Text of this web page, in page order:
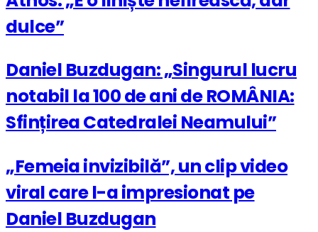
dulce”
Daniel Buzdugan: „Singurul lucru
notabil la 100 de ani de ROMÂNIA:
Sfințirea Catedralei Neamului”
„Femeia invizibilă”, un clip video
viral care l-a impresionat pe
Daniel Buzdugan